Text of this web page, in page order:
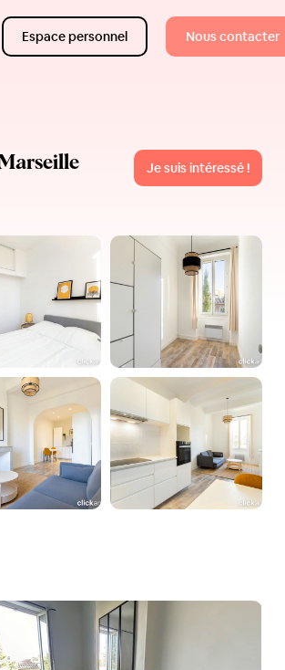
Espace personnel Nous contacter
Je suis intéressé !